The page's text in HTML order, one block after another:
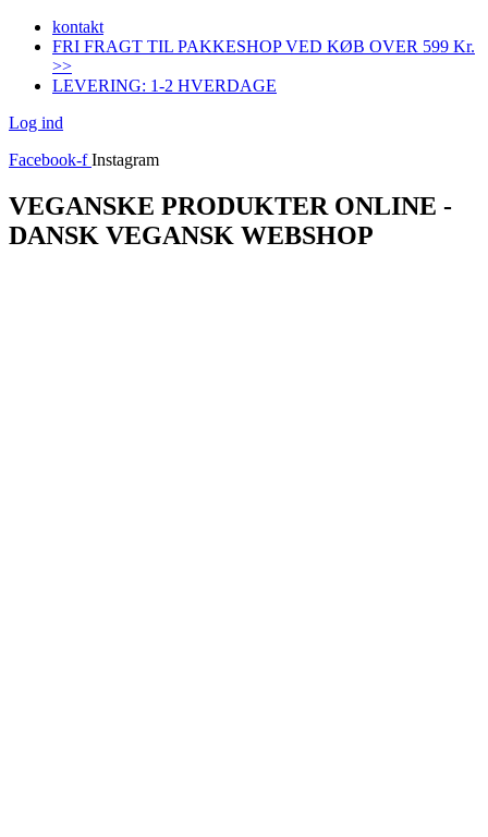
Videre
indhold
kontakt
FRI FRAGT TIL PAKKESHOP VED KØB OVER 599 Kr.
>>
LEVERING: 1-2 HVERDAGE
Log ind
Facebook-f Instagram
VEGANSKE PRODUKTER ONLINE -
DANSK VEGANSK WEBSHOP